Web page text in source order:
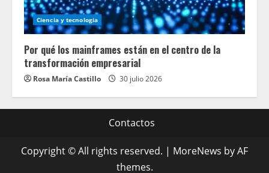
Ciencia y tecnologia
Por qué los mainframes están en el centro de la
transformación empresarial
Rosa María Castillo 30 julio 2026
Contactos
Copyright © All rights reserved. | MoreNews by AF
themes.